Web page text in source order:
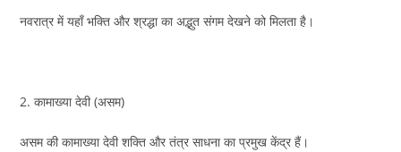
नवरात्र में यहाँ भक्ति और श्रद्धा का अद्भुत संगम देखने को मिलता है।
2. कामाख्या देवी (असम)
असम की कामाख्या देवी शक्ति और तंत्र साधना का प्रमुख केंद्र हैं।